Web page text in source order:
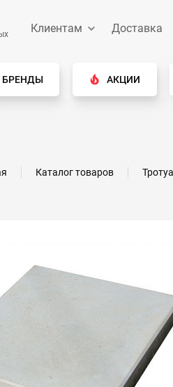
Клиентам Доставка
БРЕНДЫ АКЦИИ
Каталог товаров